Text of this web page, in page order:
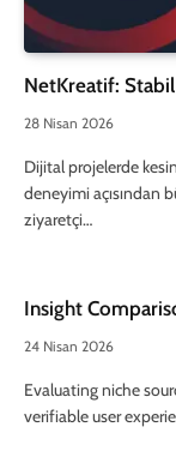
NetKreatif:
28 Nisan 2026
Dijital projelerde
deneyimi açısından
ziyaretçi…
Insight
24 Nisan 2026
Evaluating niche
verifiable user